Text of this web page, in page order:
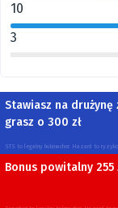
10
3
Stawiasz na drużynę
grasz o 300 zł
STS to legalny bukmacher. Hazard to
Bonus powitalny 255